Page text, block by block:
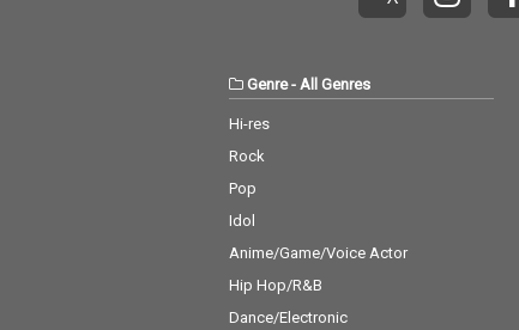
Genre- All Genres
Hi-res
Rock
Pop
Idol
Anime/Game/Voice Actor
Hip Hop/R&B
Dance/Electronic